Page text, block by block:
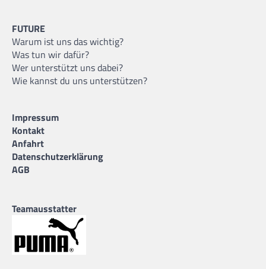
FUTURE
Warum ist uns das wichtig?
Was tun wir dafür?
Wer unterstützt uns dabei?
Wie kannst du uns unterstützen?
Impressum
Kontakt
Anfahrt
Datenschutzerklärung
AGB
Teamausstatter